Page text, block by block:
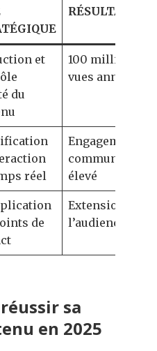
RÉSULTAT CLÉ
et
du
100 millions de
vues annuelles
réel
Engagement
communautaire
élevé
de
Extension de
l’audience
sa
en 2025